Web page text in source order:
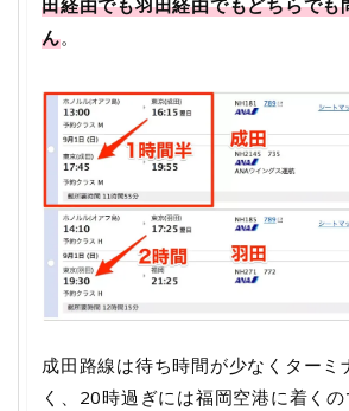
ん。
成田路線は待ち時間が少なくターミ
く、20時過ぎには福岡空港に着く